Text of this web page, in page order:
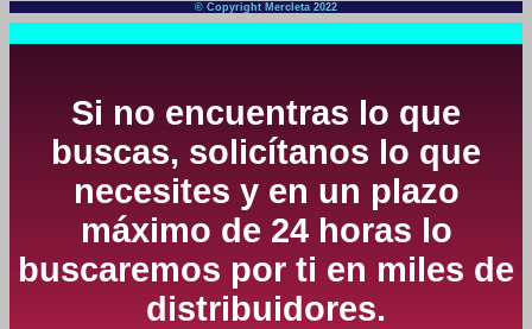
© Copyright Mercleta 2022
Si no encuentras lo que
buscas, solicítanos lo que
necesites y en un plazo
máximo de 24 horas lo
buscaremos por ti en miles de
distribuidores.